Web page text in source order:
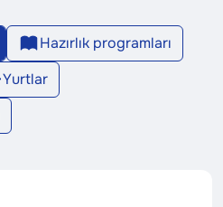
Hazırlık programları
Yurtlar